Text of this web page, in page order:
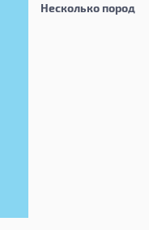
Несколько пород